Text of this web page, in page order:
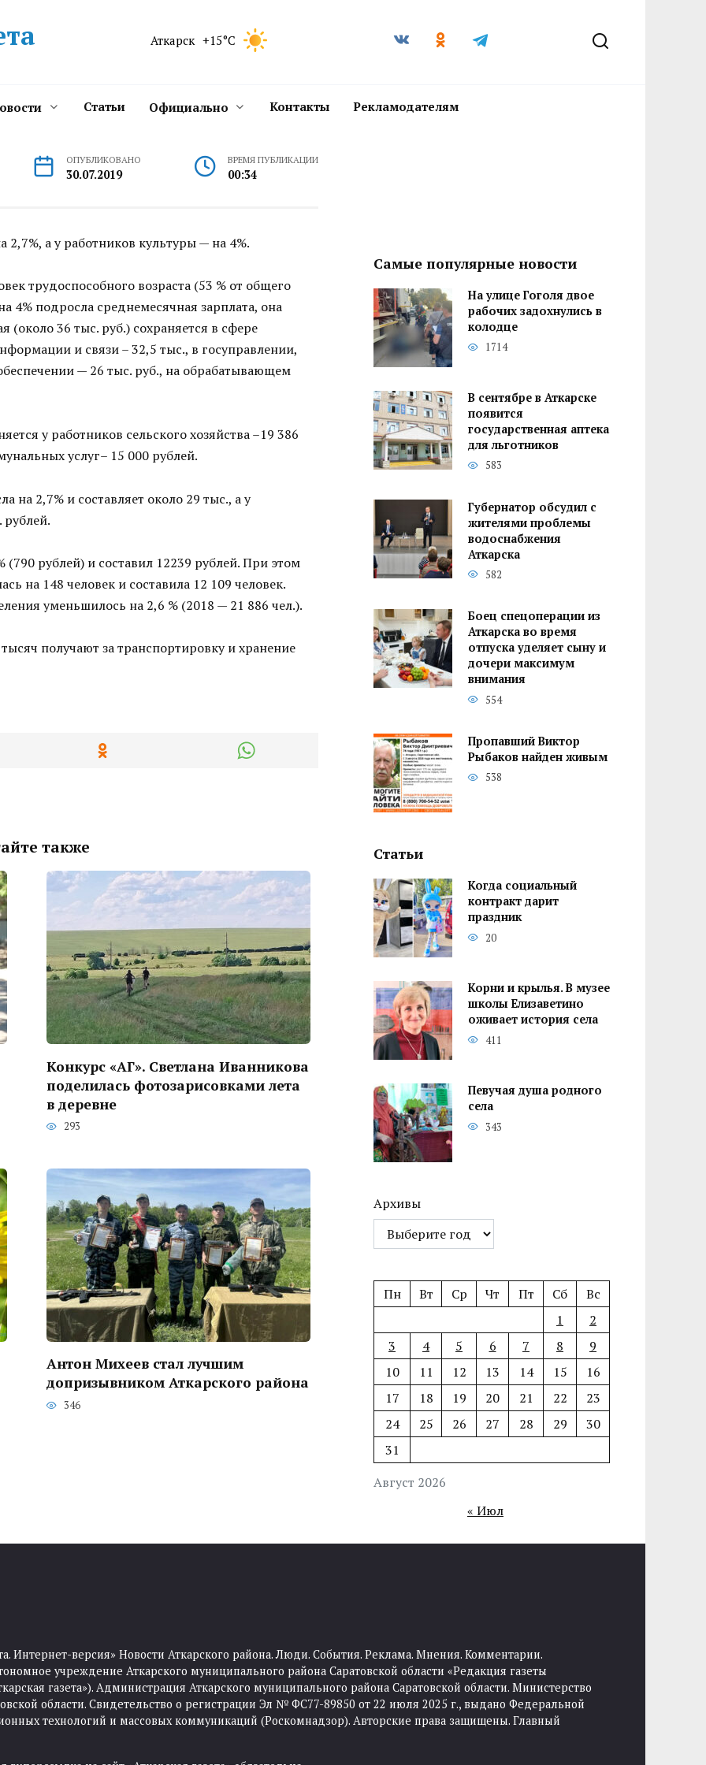
Аткарск +15°C
Статьи Официально Контакты Рекламодателям
ОПУБЛИКОВАНО
30.07.2019
ВРЕМЯ ПУБЛИКАЦИИ
00:34
а у работников культуры — на 4%.
трудоспособного возраста (53 % от общего
4% подросла среднемесячная зарплата, она
(около 36 тыс. руб.) сохраняется в сфере
и связи – 32,5 тыс., в госуправлении,
— 26 тыс. руб., на обрабатывающем
у работников сельского хозяйства –19 386
услуг– 15 000 рублей.
на 2,7% и составляет около 29 тыс., а у
рублей.
рублей) и составил 12239 рублей. При этом
на 148 человек и составила 12 109 человек.
уменьшилось на 2,6 % (2018 — 21 886 чел.).
также
Конкурс «АГ». Светлана Иванникова
поделилась фотозарисовками лета
в деревне
293
Антон Михеев стал лучшим
допризывником Аткарского района
346
Самые популярные новости
На улице Гоголя двое
рабочих задохнулись в
колодце
1714
В сентябре в Аткарске
появится
государственная аптека
для льготников
583
Губернатор обсудил с
жителями проблемы
водоснабжения
Аткарска
582
Боец спецоперации из
Аткарска во время
отпуска уделяет сыну и
дочери максимум
внимания
554
Пропавший Виктор
Рыбаков найден живым
538
Статьи
Когда социальный
контракт дарит
праздник
20
Корни и крылья. В музее
школы Елизаветино
оживает история села
411
Певучая душа родного
села
343
Архивы
Август 2026
Пн Вт Ср Чт Пт Сб
Вс
1
2
3
4 5 6 7 8
9
10
11 12 13 14 15
16
17
18 19 20 21 22
23
24
25 26 27 28 29
30
31
« Июл
Интернет-версия» Новости Аткарского района. Люди. События. Реклама. Мнения. Комментарии.
учреждение Аткарского муниципального района Саратовской области «Редакция газеты
газета»). Администрация Аткарского муниципального района Саратовской области. Министерство
области. Свидетельство о регистрации Эл № ФС77-89850 от 22 июля 2025 г., выдано Федеральной
технологий и массовых коммуникаций (Роскомнадзор). Авторские права защищены. Главный